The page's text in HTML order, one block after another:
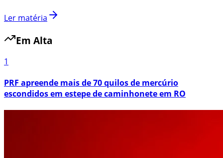
Ler matéria
Em Alta
1
PRF apreende mais de 70 quilos de mercúrio
escondidos em estepe de caminhonete em RO